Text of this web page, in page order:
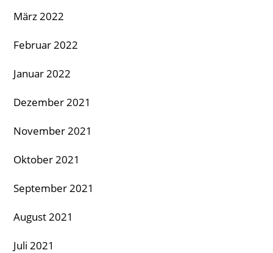
März 2022
Februar 2022
Januar 2022
Dezember 2021
November 2021
Oktober 2021
September 2021
August 2021
Juli 2021